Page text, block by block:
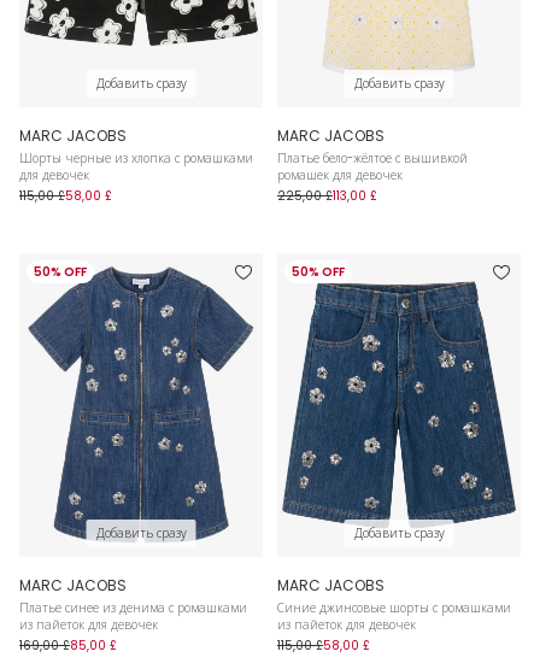
Добавить сразу
MARC JACOBS
Шорты черные из хлопка с ромашками
для девочек
115,00 £58,00 £
Добавить сразу
MARC JACOBS
Платье бело-жёлтое с вышивкой
ромашек для девочек
225,00 £113,00 £
50% OFF
Добавить сразу
MARC JACOBS
Платье синее из денима с ромашками
из пайеток для девочек
169,00 £85,00 £
50% OFF
Добавить сразу
MARC JACOBS
Синие джинсовые шорты с ромашками
из пайеток для девочек
115,00 £58,00 £